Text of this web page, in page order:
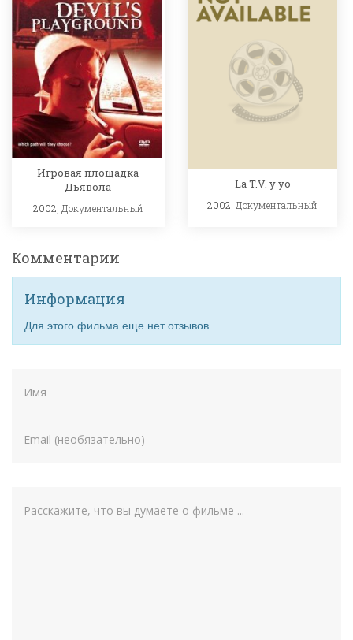
Игровая площадка
Дьявола
2002, Документальный
La T.V. y yo
2002, Документальный
Комментарии
Информация
Для этого фильма еще нет отзывов